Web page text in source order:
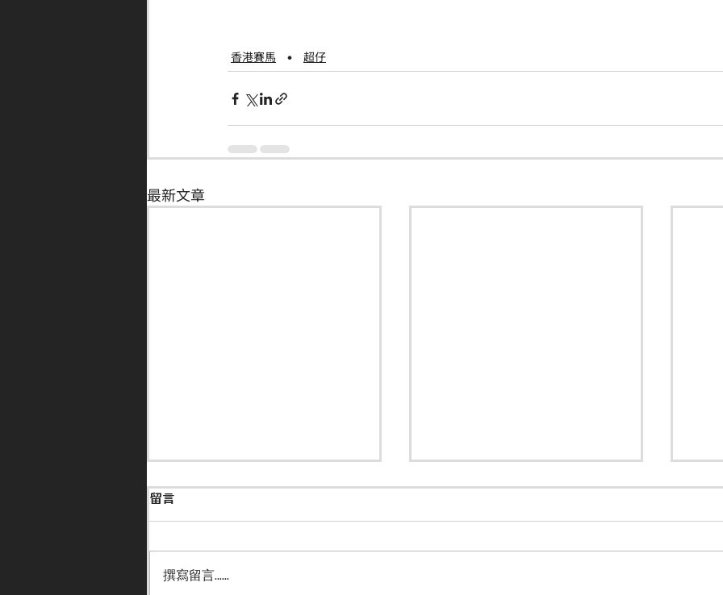
香港賽馬 超仔
最新文章
留言
撰寫留言......